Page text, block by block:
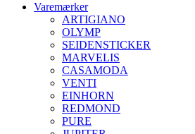
Varemærker
ARTIGIANO
OLYMP
SEIDENSTICKER
MARVELIS
CASAMODA
VENTI
EINHORN
REDMOND
PURE